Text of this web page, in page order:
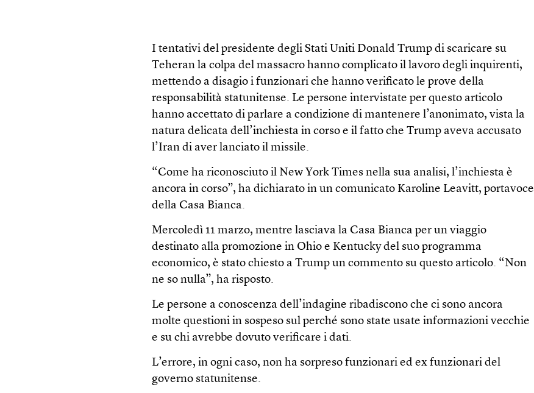
I tentativi del presidente degli Stati Uniti Donald Trump di scaricare su
Teheran la colpa del massacro hanno complicato il lavoro degli inquirenti,
mettendo a disagio i funzionari che hanno verificato le prove della
responsabilità statunitense. Le persone intervistate per questo articolo
hanno accettato di parlare a condizione di mantenere l’anonimato, vista la
natura delicata dell’inchiesta in corso e il fatto che Trump aveva accusato
l’Iran di aver lanciato il missile.
“Come ha riconosciuto il New York Times nella sua analisi, l’inchiesta è
ancora in corso”, ha dichiarato in un comunicato Karoline Leavitt, portavoce
della Casa Bianca.
Mercoledì 11 marzo, mentre lasciava la Casa Bianca per un viaggio
destinato alla promozione in Ohio e Kentucky del suo programma
economico, è stato chiesto a Trump un commento su questo articolo. “Non
ne so nulla”, ha risposto.
Le persone a conoscenza dell’indagine ribadiscono che ci sono ancora
molte questioni in sospeso sul perché sono state usate informazioni vecchie
e su chi avrebbe dovuto verificare i dati.
L’errore, in ogni caso, non ha sorpreso funzionari ed ex funzionari del
governo statunitense.